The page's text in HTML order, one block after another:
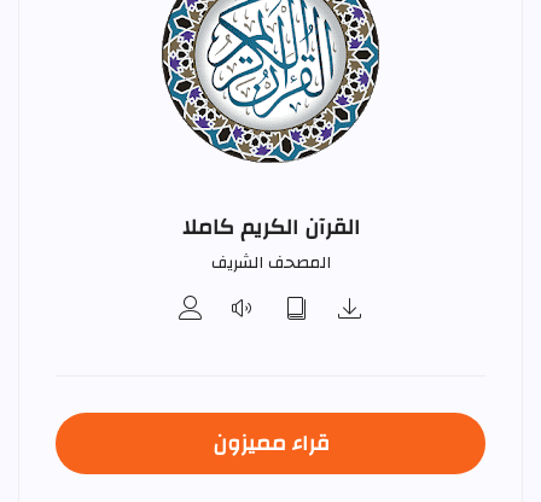
القرآن الكريم كاملا
المصحف الشريف
قراء مميزون